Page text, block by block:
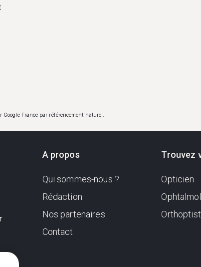
France par référencement naturel.
A propos
Qui sommes-nous ?
Rédaction
Nos partenaires
Contact
Trouvez
Opticien